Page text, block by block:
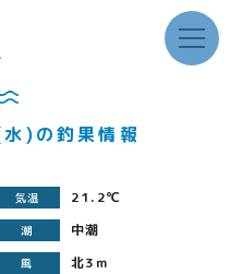
)の釣果情報
気温 21.2℃
潮 中潮
風 北3ｍ